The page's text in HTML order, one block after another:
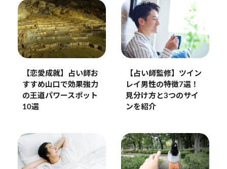
【恋愛成就】占い師お
すすめ山口で効果強力
の王道パワースポット
10選
【占い師監修】ツイン
レイ男性の特徴7選！
見分け方と3つのサイ
ンを紹介